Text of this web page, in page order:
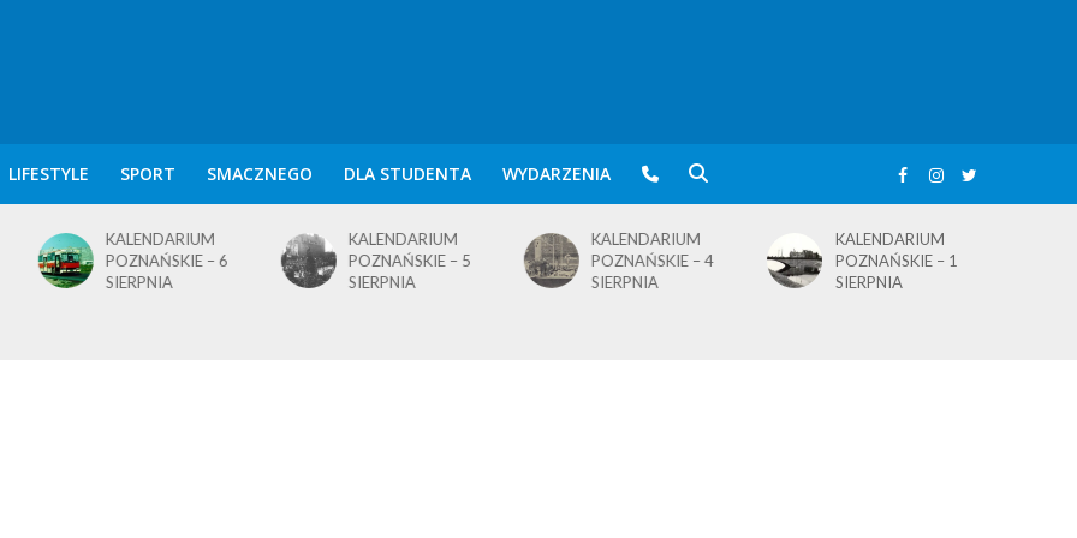
LIFESTYLE SPORT SMACZNEGO DLA STUDENTA WYDARZENIA
KALENDARIUM
POZNAŃSKIE – 5
SIERPNIA
KALENDARIUM
POZNAŃSKIE – 4
SIERPNIA
KALENDARIUM
POZNAŃSKIE – 1
SIERPNIA
BLusowe święto nad
wielkopolskim
jeziorem